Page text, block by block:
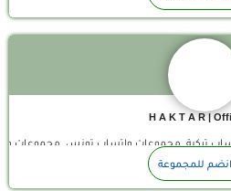
تركية, مجموعات واتساب تونس,
انضم للمجموعة